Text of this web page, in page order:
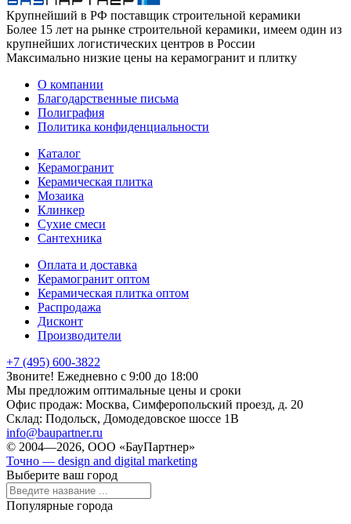
Крупнейший в РФ поставщик строительной керамики
Более 15 лет на рынке строительной керамики, имеем один из
крупнейших логистических центров в России
Максимально низкие цены на керамогранит и плитку
О компании
Благодарственные письма
Полиграфия
Политика конфиденциальности
Каталог
Керамогранит
Керамическая плитка
Мозаика
Клинкер
Сухие смеси
Сантехника
Оплата и доставка
Керамогранит оптом
Керамическая плитка оптом
Распродажа
Дисконт
Производители
+7 (495) 600-3822
Звоните! Ежедневно с 9:00 до 18:00
Мы предложим оптимальные цены и сроки
Офис продаж: Москва, Симферопольский проезд, д. 20
Склад: Подольск, Домодедовское шоссе 1В
info@baupartner.ru
© 2004—2026, ООО «БауПартнер»
Точно — design and digital marketing
Выберите ваш город
Популярные города